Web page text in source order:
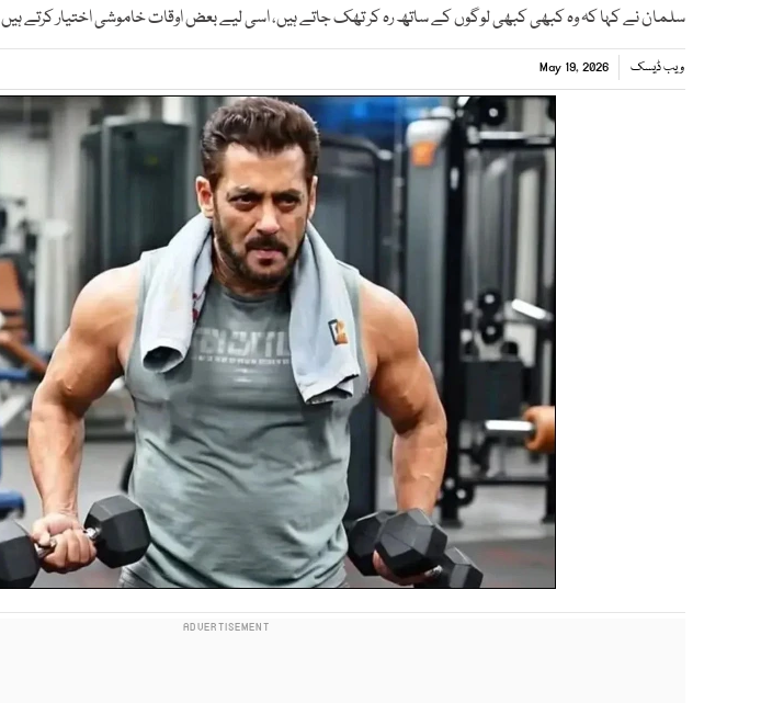
سلمان نے کہا کہ وہ کبھی کبھی لوگوں کے ساتھ رہ کر تھک جاتے ہیں، اسی لیے بعض اوقات خاموشی اختیار کرتے ہیں
ویب ڈیسک May 19, 2026